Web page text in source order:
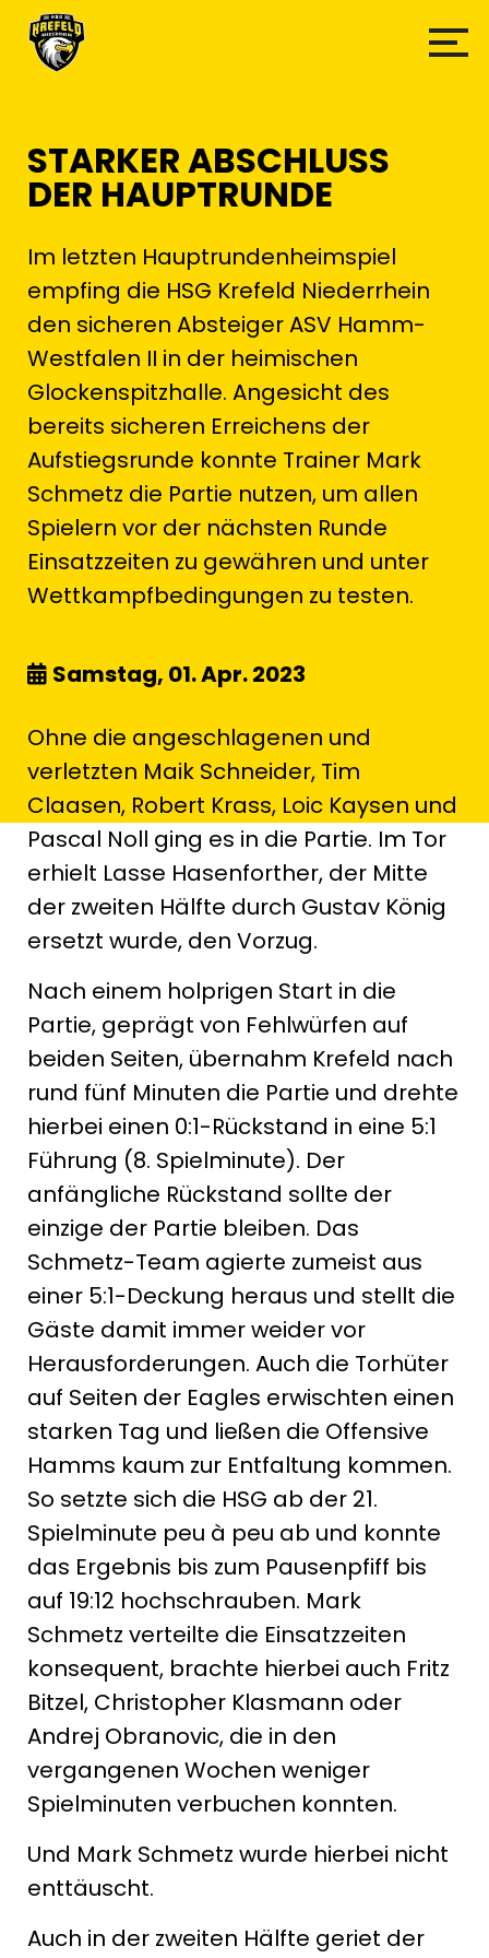
STARKER ABSCHLUSS
DER HAUPTRUNDE
Im letzten Hauptrundenheimspiel
empfing die HSG Krefeld Niederrhein
den sicheren Absteiger ASV Hamm-
Westfalen II in der heimischen
Glockenspitzhalle. Angesicht des
bereits sicheren Erreichens der
Aufstiegsrunde konnte Trainer Mark
Schmetz die Partie nutzen, um allen
Spielern vor der nächsten Runde
Einsatzzeiten zu gewähren und unter
Wettkampfbedingungen zu testen.
Samstag, 01. Apr. 2023
Ohne die angeschlagenen und
verletzten Maik Schneider, Tim
Claasen, Robert Krass, Loic Kaysen und
Pascal Noll ging es in die Partie. Im Tor
erhielt Lasse Hasenforther, der Mitte
der zweiten Hälfte durch Gustav König
ersetzt wurde, den Vorzug.
Nach einem holprigen Start in die
Partie, geprägt von Fehlwürfen auf
beiden Seiten, übernahm Krefeld nach
rund fünf Minuten die Partie und drehte
hierbei einen 0:1-Rückstand in eine 5:1
Führung (8. Spielminute). Der
anfängliche Rückstand sollte der
einzige der Partie bleiben. Das
Schmetz-Team agierte zumeist aus
einer 5:1-Deckung heraus und stellt die
Gäste damit immer weider vor
Herausforderungen. Auch die Torhüter
auf Seiten der Eagles erwischten einen
starken Tag und ließen die Offensive
Hamms kaum zur Entfaltung kommen.
So setzte sich die HSG ab der 21.
Spielminute peu à peu ab und konnte
das Ergebnis bis zum Pausenpfiff bis
auf 19:12 hochschrauben. Mark
Schmetz verteilte die Einsatzzeiten
konsequent, brachte hierbei auch Fritz
Bitzel, Christopher Klasmann oder
Andrej Obranovic, die in den
vergangenen Wochen weniger
Spielminuten verbuchen konnten.
Und Mark Schmetz wurde hierbei nicht
enttäuscht.
Auch in der zweiten Hälfte geriet der